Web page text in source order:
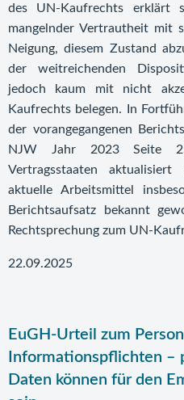
des UN-Kaufrechts erklärt
mangelnder Vertrautheit mit
Neigung, diesem Zustand
der weitreichenden
jedoch kaum mit nicht
Kaufrechts belegen. In
der vorangegangenen
NJW Jahr 2023 Seite
Vertragsstaaten
aktuelle Arbeitsmittel
Berichtsaufsatz bekannt
Rechtsprechung zum UN-
22.09.2025
EuGH-Urteil zum
Informationspflichten –
Daten können für den